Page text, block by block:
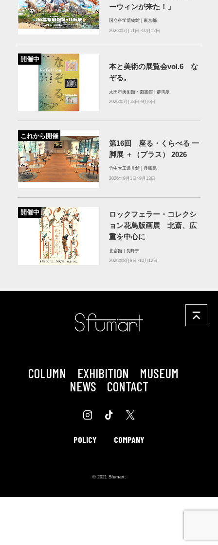
ーウィンが来た！」
国立科学博物館 | 東京都
2026年7月11日~10月12日
開催中
本と美術の展覧会vol.6 な
ぞる。
太田市美術館・図書館 | 群馬県
2026年7月18日~9月6日
これから開催
第16回 座る・くらべる 一
脚展 ＋（プラス） 2026
竹中大工道具館 | 兵庫県
2026年9月1日~9月13日
開催中
ロックフェラー・コレクシ
ョン花⿃版画展 北斎、広
重を中⼼に
北斎館 | 長野県
2026年8月8日~10月12日
COLUMN EXHIBITION
MUSEUM
NEWS
CONTACT
POLICY COMPANY
© 2021 Sfumart.